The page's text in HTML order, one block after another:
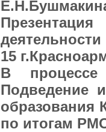
15
В процессе
Подведение
образования
по итогам